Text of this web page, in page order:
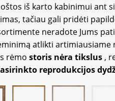
iš karto kabinimui ant
tačiau gali pridėti
neradote Jums
atlikti artimiausiame
rėmo storis nėra tikslus ,
reprodukcijos